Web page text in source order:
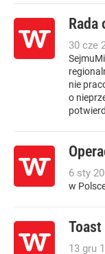
Rada
30 cze
nie
o
6 sty
w
13 gru